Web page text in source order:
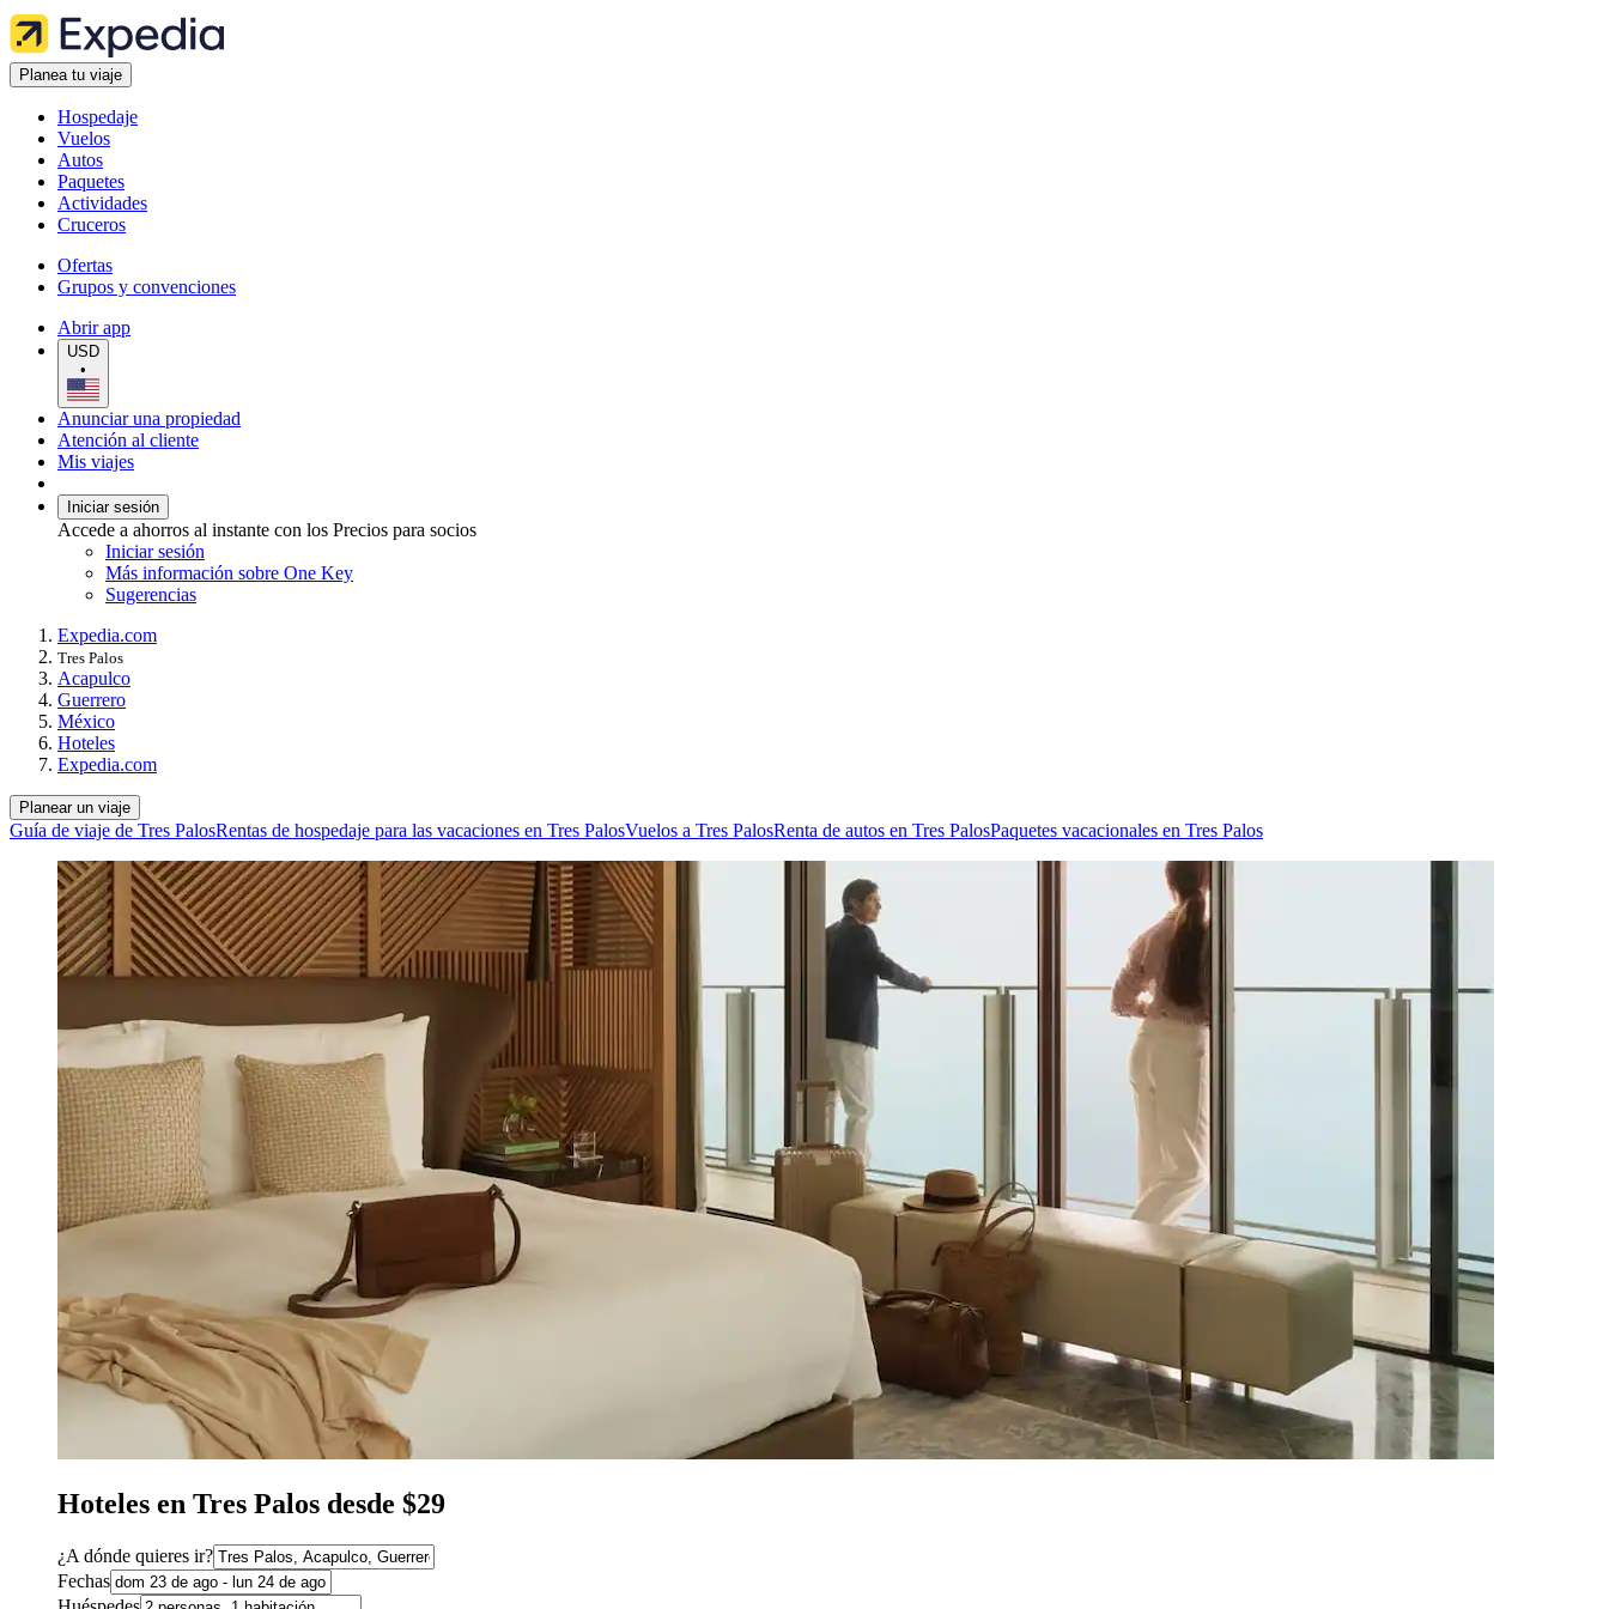
Planea tu viaje
Hospedaje
Vuelos
Autos
Paquetes
Actividades
Cruceros
Ofertas
Grupos y convenciones
Abrir app
USD
•
Anunciar una propiedad
Atención al cliente
Mis viajes
Iniciar sesión
Accede a ahorros al instante con los Precios para socios
Iniciar sesión
Más información sobre One Key
Sugerencias
Expedia.com
Tres Palos
Acapulco
Guerrero
México
Hoteles
Expedia.com
Planear un viaje
Guía de viaje de Tres PalosRentas de hospedaje para las vacaciones en Tres PalosVuelos a Tres PalosRenta de autos en Tres PalosPaquetes vacacionales en Tres Palos
Hoteles en Tres Palos desde $29
¿A dónde quieres ir?
Fechas